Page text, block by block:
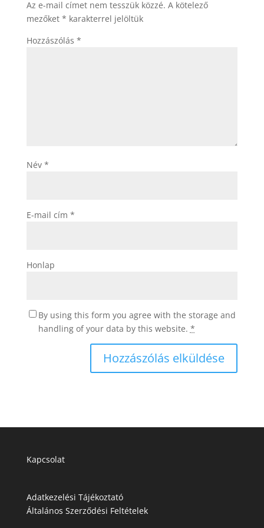
Az e-mail címet nem tesszük közzé. A kötelező
mezőket * karakterrel jelöltük
Hozzászólás *
Név *
E-mail cím *
Honlap
By using this form you agree with the storage and
handling of your data by this website. *
Kapcsolat
Adatkezelési Tájékoztató
Általános Szerződési Feltételek